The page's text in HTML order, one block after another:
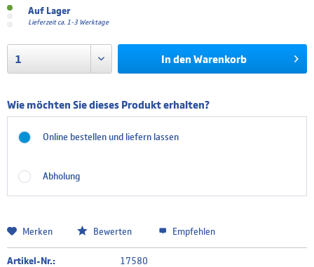
Auf Lager
Lieferzeit ca. 1-3 Werktage
In den Warenkorb
Wie möchten Sie dieses Produkt erhalten?
Online bestellen und liefern lassen
Abholung
Merken Bewerten Empfehlen
Artikel-Nr.:
17580